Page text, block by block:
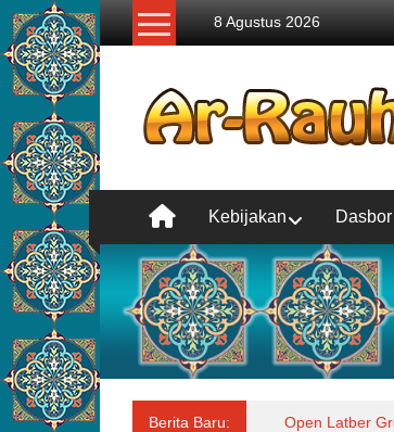
Lompat
konten
8 Agustus 2026
Kebijakan Dasbor
Berita Baru: Open Latber